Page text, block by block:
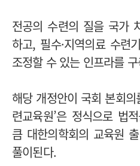
전공의 수련의 질을 국가
하고, 필수·지역의료 수련
조정할 수 있는 인프라를
해당 개정안이 국회 본회
련교육원’은 정식으로 법
큼 대한의학회의 교육원
풀이된다.